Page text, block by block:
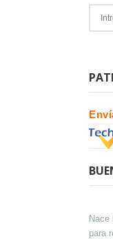
Nace
para